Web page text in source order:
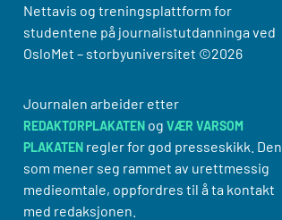
Nettavis og treningsplattform for
studentene på journalistutdanninga ved
OsloMet – storbyuniversitet ©2026
Journalen arbeider etter
REDAKTØRPLAKATENog VÆR VARSOM
PLAKATENregler for god presseskikk. Den
som mener seg rammet av urettmessig
medieomtale, oppfordres til å ta kontakt
med redaksjonen.